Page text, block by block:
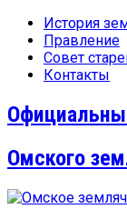
История
Правление
Совет
Контакты
Омского